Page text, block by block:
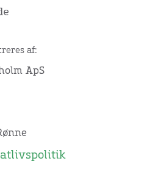
af:
ApS